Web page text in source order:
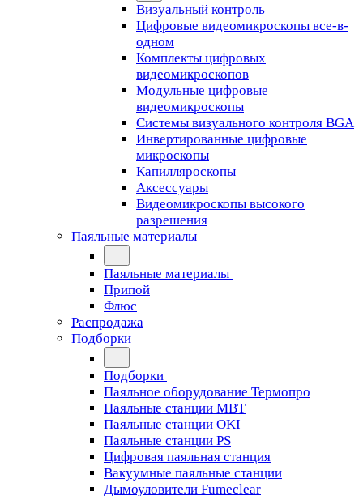
Визуальный контроль
Цифровые видеомикроскопы все-в-
одном
Комплекты цифровых
видеомикроскопов
Модульные цифровые
видеомикроскопы
Cистемы визуального контроля BGA
Инвертированные цифровые
микроскопы
Капилляроскопы
Аксессуары
Видеомикроскопы высокого
разрешения
Паяльные материалы
Паяльные материалы
Припой
Флюс
Распродажа
Подборки
Подборки
Паяльное оборудование Термопро
Паяльные станции MBT
Паяльные станции OKI
Паяльные станции PS
Цифровая паяльная станция
Вакуумные паяльные станции
Дымоуловители Fumeclear